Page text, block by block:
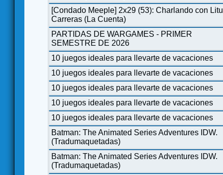
[Condado Meeple] 2x29 (53): Charlando con
Carreras (La Cuenta)
PARTIDAS DE WARGAMES - PRIMER
SEMESTRE DE 2026
10 juegos ideales para llevarte de vacaciones
10 juegos ideales para llevarte de vacaciones
10 juegos ideales para llevarte de vacaciones
10 juegos ideales para llevarte de vacaciones
10 juegos ideales para llevarte de vacaciones
Batman: The Animated Series Adventures IDW.
(Tradumaquetadas)
Batman: The Animated Series Adventures IDW.
(Tradumaquetadas)